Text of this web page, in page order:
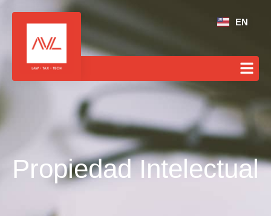
EN
Propiedad Intelectual